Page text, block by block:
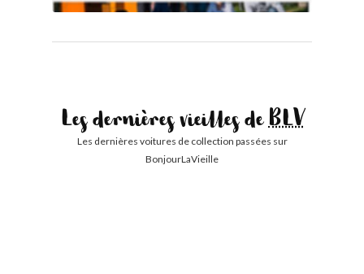
Les dernières vieilles deBLV
Les dernières voitures de collection passées sur
BonjourLaVieille